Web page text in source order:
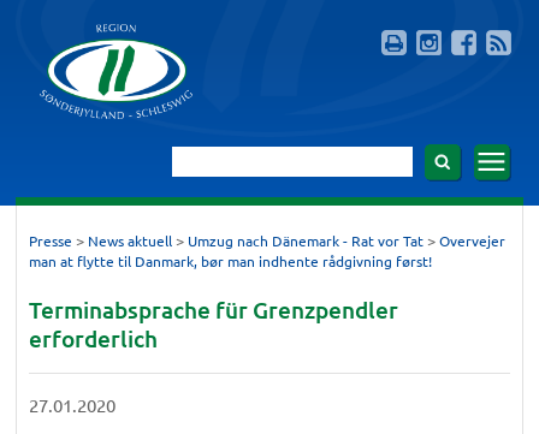
Presse > News aktuell > Umzug nach Dänemark - Rat vor Tat > Overvejer
man at flytte til Danmark, bør man indhente rådgivning først!
Terminabsprache für Grenzpendler
erforderlich
27.01.2020